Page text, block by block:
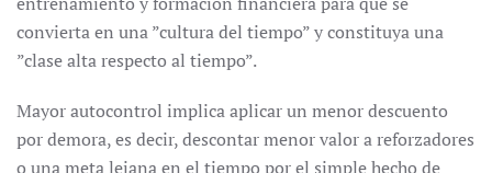
convierta en una ”cultura del tiempo” y constituya una
”clase alta respecto al tiempo”.
Mayor autocontrol implica aplicar un menor descuento
por demora, es decir, descontar menor valor a reforzadores
o una meta lejana en el tiempo por el simple hecho de